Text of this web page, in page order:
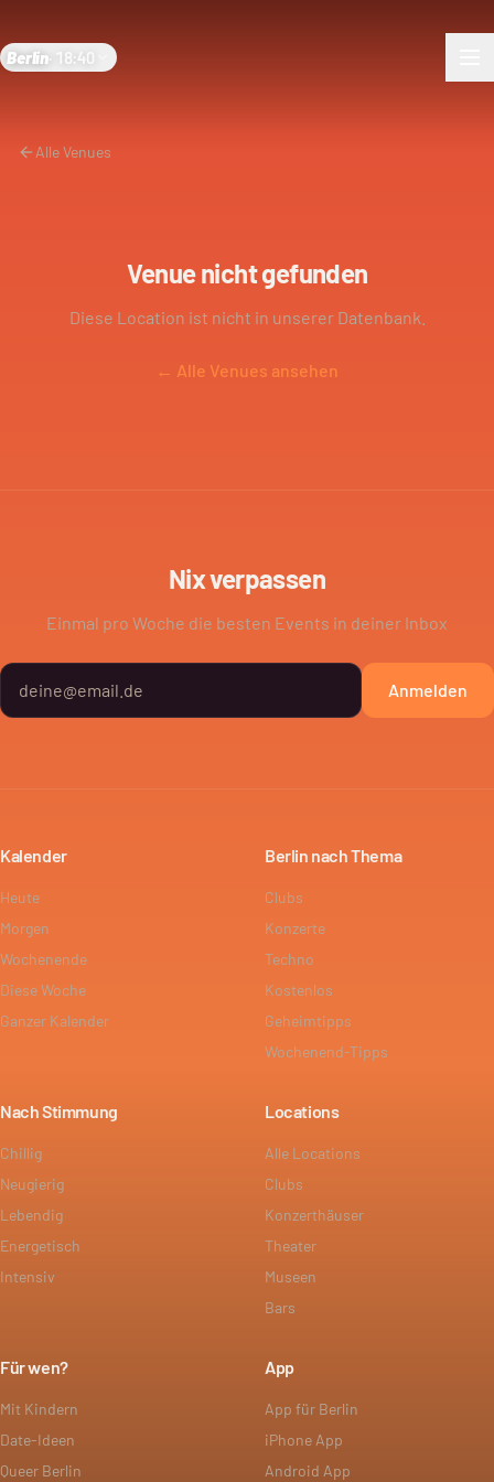
Berlin 18:40
Alle Venues
Venue nicht gefunden
Diese Location ist nicht in unserer Datenbank.
← Alle Venues ansehen
Nix verpassen
Einmal pro Woche die besten Events in deiner Inbox
Anmelden
Kalender
Heute
Morgen
Wochenende
Diese Woche
Ganzer Kalender
Berlin nach Thema
Clubs
Konzerte
Techno
Kostenlos
Geheimtipps
Wochenend-Tipps
Nach Stimmung
Chillig
Neugierig
Lebendig
Energetisch
Intensiv
Locations
Alle Locations
Clubs
Konzerthäuser
Theater
Museen
Bars
Für wen?
Mit Kindern
Date-Ideen
Queer Berlin
App
App für Berlin
iPhone App
Android App